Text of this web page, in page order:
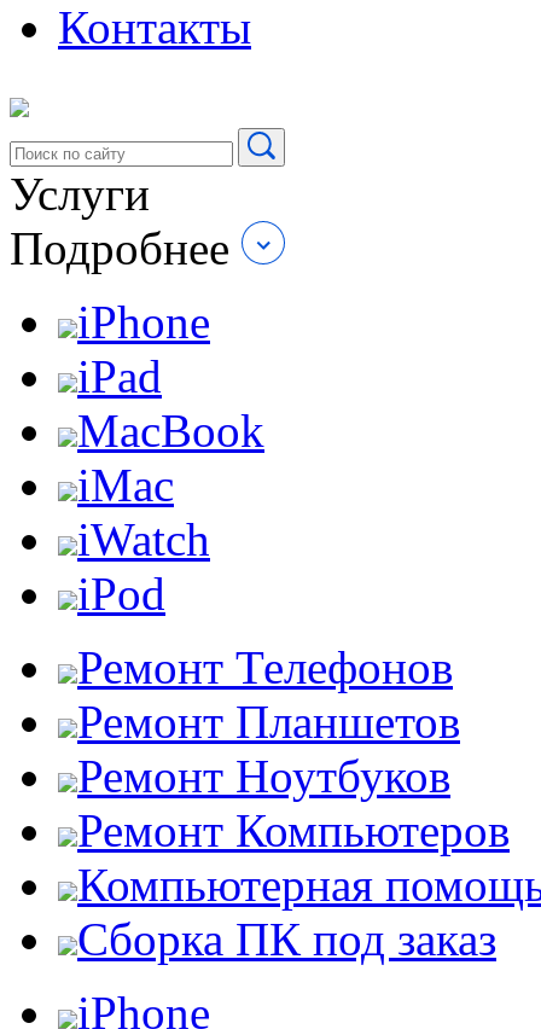
Контакты
Услуги
Подробнее
iPhone
iPad
MacBook
iMac
iWatch
iPod
Ремонт Телефонов
Ремонт Планшетов
Ремонт Ноутбуков
Ремонт Компьютеров
Компьютерная
Сборка ПК под заказ
iPhone